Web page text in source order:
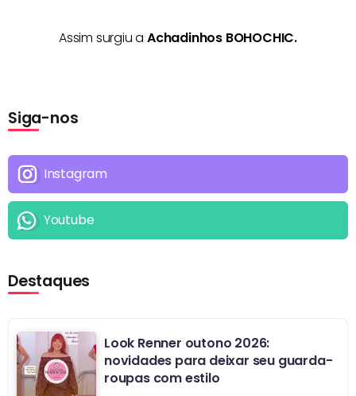
Assim surgiu a Achadinhos BOHOCHIC.
Siga-nos
Instagram
Youtube
Destaques
Look Renner outono 2026:
novidades para deixar seu guarda-
roupas com estilo